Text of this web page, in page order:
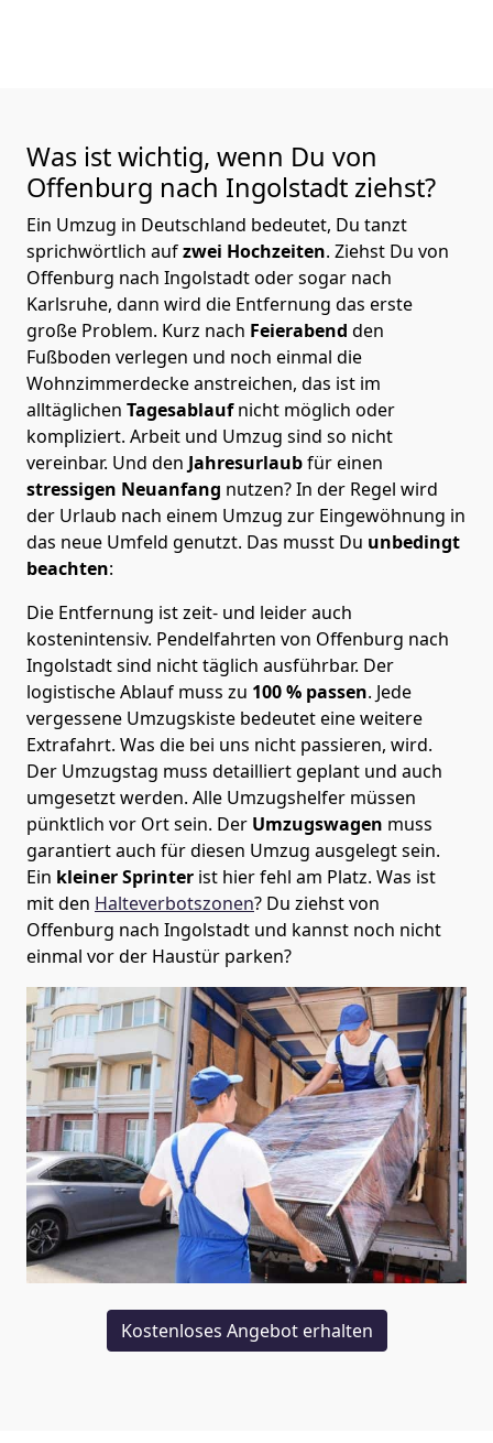
Was ist wichtig, wenn Du von
Offenburg nach Ingolstadt ziehst?
Ein Umzug in Deutschland bedeutet, Du tanzt
sprichwörtlich aufzwei Hochzeiten. Ziehst Du von
Offenburg nach Ingolstadt oder sogar nach
Karlsruhe, dann wird die Entfernung das erste
große Problem. Kurz nach Feierabend den
Fußboden verlegen und noch einmal die
Wohnzimmerdecke anstreichen, das ist im
alltäglichen Tagesablaufnicht möglich oder
kompliziert. Arbeit und Umzug sind so nicht
vereinbar. Und den Jahresurlaubfür einen
stressigen Neuanfang nutzen? In der Regel wird
der Urlaub nach einem Umzug zur Eingewöhnung in
das neue Umfeld genutzt. Das musst Du unbedingt
beachten:
Die Entfernung ist zeit- und leider auch
kostenintensiv. Pendelfahrten von Offenburg nach
Ingolstadt sind nicht täglich ausführbar. Der
logistische Ablauf muss zu 100 % passen. Jede
vergessene Umzugskiste bedeutet eine weitere
Extrafahrt. Was die bei uns nicht passieren, wird.
Der Umzugstag muss detailliert geplant und auch
umgesetzt werden. Alle Umzugshelfer müssen
pünktlich vor Ort sein. Der Umzugswagen muss
garantiert auch für diesen Umzug ausgelegt sein.
Ein kleiner Sprinter ist hier fehl am Platz. Was ist
mit den Halteverbotszonen? Du ziehst von
Offenburg nach Ingolstadt und kannst noch nicht
einmal vor der Haustür parken?
Kostenloses Angebot erhalten